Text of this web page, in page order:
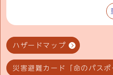
ハザードマップ
災害避難カード「命のパスポ